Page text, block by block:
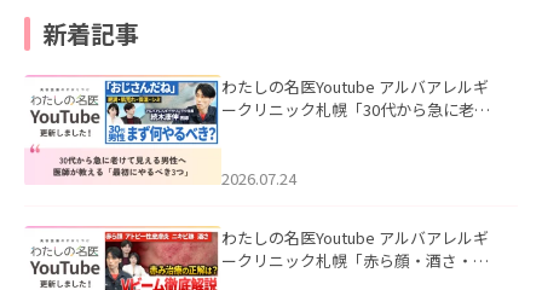
新着記事
わたしの名医Youtube アルバアレルギ
ークリニック札幌「30代から急に老け
た。
2026.07.24
わたしの名医Youtube アルバアレルギ
ークリニック札幌「赤ら顔・酒さ・ニ